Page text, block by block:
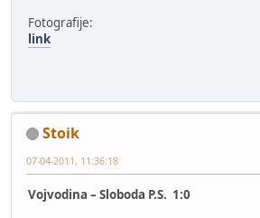
Fotografije:
link
Stoik
07-04-2011, 11:36:18
Vojvodina – Sloboda P.S. 1:0